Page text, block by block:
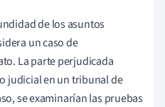
de los asuntos
un caso de
La parte perjudicada
judicial en un tribunal de
se examinarían las pruebas